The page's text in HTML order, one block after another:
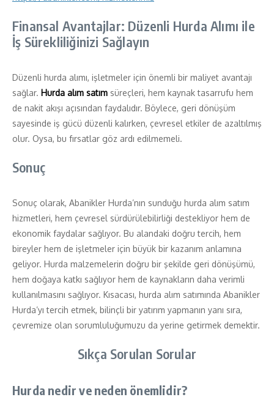
Finansal Avantajlar: Düzenli Hurda Alımı ile
İş Sürekliliğinizi Sağlayın
Düzenli hurda alımı, işletmeler için önemli bir maliyet avantajı
sağlar. Hurda alım satım süreçleri, hem kaynak tasarrufu hem
de nakit akışı açısından faydalıdır. Böylece, geri dönüşüm
sayesinde iş gücü düzenli kalırken, çevresel etkiler de azaltılmış
olur. Oysa, bu fırsatlar göz ardı edilmemeli.
Sonuç
Sonuç olarak, Abanikler Hurda’nın sunduğu hurda alım satım
hizmetleri, hem çevresel sürdürülebilirliği destekliyor hem de
ekonomik faydalar sağlıyor. Bu alandaki doğru tercih, hem
bireyler hem de işletmeler için büyük bir kazanım anlamına
geliyor. Hurda malzemelerin doğru bir şekilde geri dönüşümü,
hem doğaya katkı sağlıyor hem de kaynakların daha verimli
kullanılmasını sağlıyor. Kısacası, hurda alım satımında Abanikler
Hurda’yı tercih etmek, bilinçli bir yatırım yapmanın yanı sıra,
çevremize olan sorumluluğumuzu da yerine getirmek demektir.
Sıkça Sorulan Sorular
Hurda nedir ve neden önemlidir?